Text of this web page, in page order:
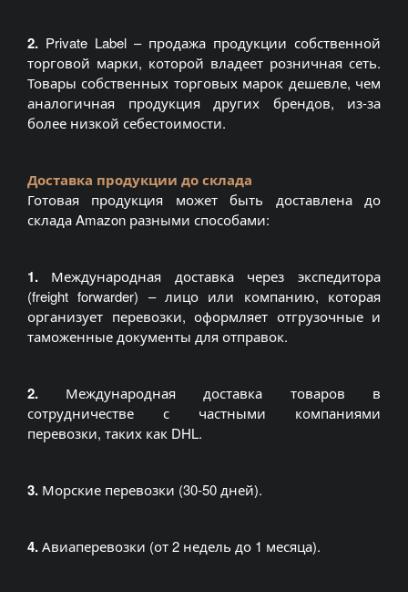
2. Private Label – продажа продукции собственной
торговой марки, которой владеет розничная сеть.
Товары собственных торговых марок дешевле, чем
аналогичная продукция других брендов, из-за
более низкой себестоимости.
Доставка продукции до склада
Готовая продукция может быть доставлена до
склада Amazon разными способами:
1. Международная доставка через экспедитора
(freight forwarder) – лицо или компанию, которая
организует перевозки, оформляет отгрузочные и
таможенные документы для отправок.
2. Международная доставка товаров в
сотрудничестве с частными компаниями
перевозки, таких как DHL.
3. Морские перевозки (30-50 дней).
4.Авиаперевозки (от 2 недель до 1 месяца).